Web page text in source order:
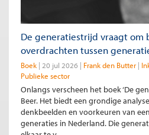
De generatiestrijd vraagt om
overdrachten tussen
Boek 20 jul 2026 Frank den Butter
Publieke sector
Onlangs verscheen het boek ‘De
Beer. Het biedt een grondige
denkbeelden en voorkeuren van
generaties in Nederland. Die